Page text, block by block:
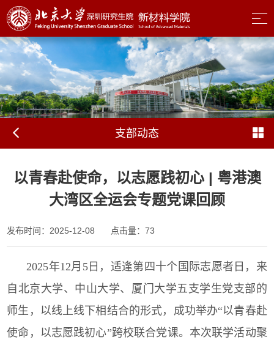
支部动态
以青春赴使命，以志愿践初心 | 粤港澳
大湾区全运会专题党课回顾
发布时间：2025-12-08 点击量：73
2025年12月 5日，适逢第四十个国际志愿者日，来
自北京大学、中山大学、厦门大学五支学生党支部的
师生，以线上线下相结合的形式，成功举办“以青春赴
使命，以志愿践初心”跨校联合党课。本次联学活动聚